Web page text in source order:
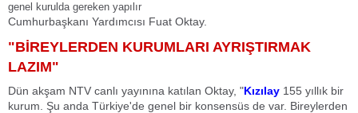
Cumhurbaşkanı Yardımcısı Fuat Oktay.
"BİREYLERDEN KURUMLARI AYRIŞTIRMAK
LAZIM"
Dün akşam NTV canlı yayınına katılan Oktay, "Kızılay 155 yıllık bir
kurum. Şu anda Türkiye'de genel bir konsensüs de var. Bireylerden